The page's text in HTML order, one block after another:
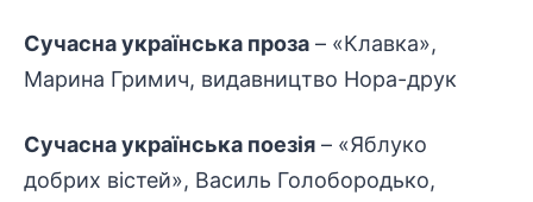
Сучасна українська проза – «Клавка»,
Марина Гримич, видавництво Нора-друк
Сучасна українська поезія – «Яблуко
добрих вістей», Василь Голобородько,